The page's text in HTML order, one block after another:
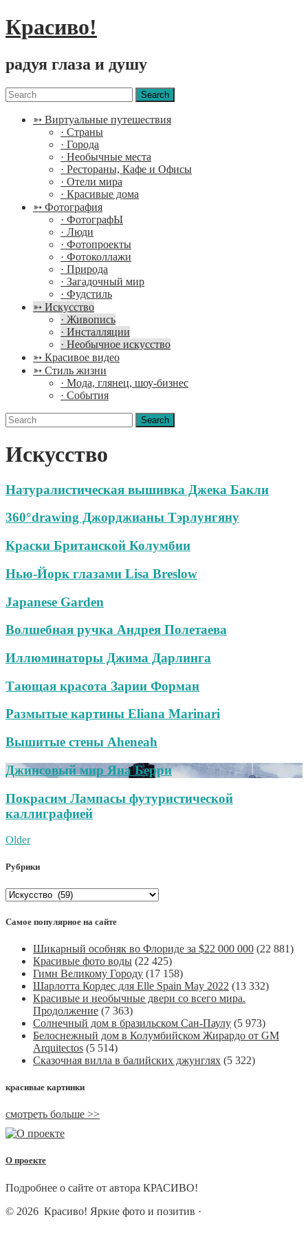
Красиво!
радуя глаза и душу
Menu
Search
for:
➳ Виртуальные путешествия
· Страны
· Города
· Необычные места
· Рестораны, Кафе и Офисы
· Отели мира
· Красивые дома
➳ Фотография
· ФотографЫ
· Люди
· Фотопроекты
· Фотоколлажи
· Природа
· Загадочный мир
· Фудстиль
➳ Искусство
· Живопись
· Инсталляции
· Необычное искусство
➳ Красивое видео
➳ Стиль жизни
· Мода, глянец, шоу-бизнес
· События
Search
for:
Искусство
Натуралистическая вышивка Джека Бакли
360°drawing Джорджианы Тэрлунгяну
Краски Британской Колумбии
Нью-Йорк глазами Lisa Breslow
Japanese Garden
Волшебная ручка Андрея Полетаева
Иллюминаторы Джима Дарлинга
Тающая красота Зарии Форман
Размытые картины Eliana Marinari
Вышитые стены Aheneah
Джинсовый мир Яна Берри
Покрасим Лампасы футуристической
каллиграфией
Post
navigation
Older
Рубрики
Рубрики
Самое популярное на сайте
Шикарный особняк во Флориде за $22 000 000 (22 881)
Красивые фото воды (22 425)
Гимн Великому Городу (17 158)
Шарлотта Кордес для Elle Spain May 2022 (13 332)
Красивые и необычные двери со всего мира.
Продолжение (7 363)
Солнечный дом в бразильском Сан-Паулу (5 973)
Белоснежный дом в Колумбийском Жирардо от GM
Arquitectos (5 514)
Сказочная вилла в балийских джунглях (5 322)
красивые картинки
смотреть больше >>
О проекте
Подробнее о сайте от автора КРАСИВО!
© 2026 Красиво! Яркие фото и позитив ·